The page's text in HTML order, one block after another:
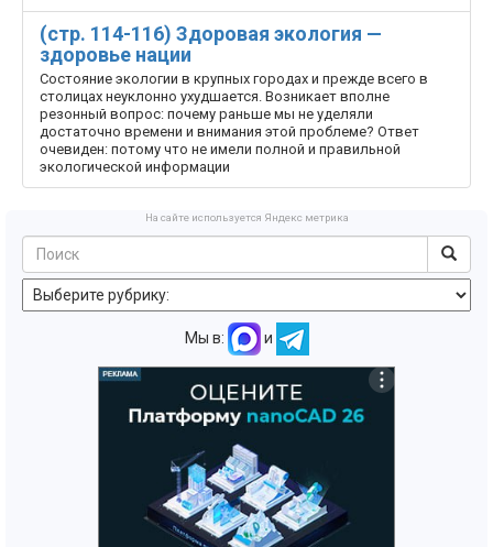
(стр. 114-116) Здоровая экология —
здоровье нации
Состояние экологии в крупных городах и прежде всего в
столицах неуклонно ухудшается. Возникает вполне
резонный вопрос: почему раньше мы не уделяли
достаточно времени и внимания этой проблеме? Ответ
очевиден: потому что не имели полной и правильной
экологической информации
На сайте используется Яндекс метрика
Мы в: и